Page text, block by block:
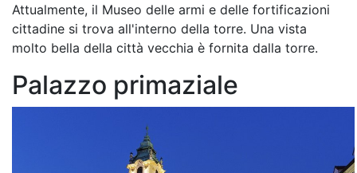
Attualmente, il Museo delle armi e delle fortificazioni
cittadine si trova all'interno della torre. Una vista
molto bella della città vecchia è fornita dalla torre.
Palazzo primaziale